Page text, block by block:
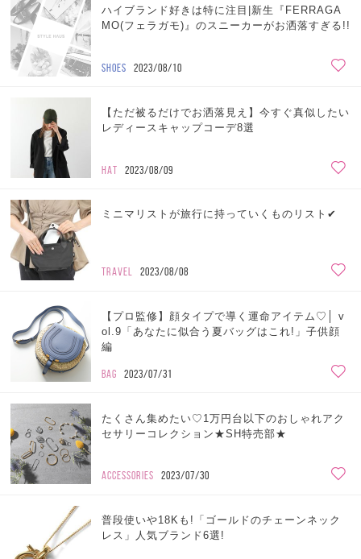
ハイブランド好きは特に注目|新生『FERRAGA
MO(フェラガモ)』のスニーカーがお洒落すぎる!!
SHOES 2023/08/10
【ただ被るだけでお洒落見え】今すぐ真似したい
レディースキャップコーデ8選
HAT 2023/08/09
ミニマリストが旅行に持っていくものリスト✔︎
TRAVEL 2023/08/08
【プロ監修】顔タイプで導く運命アイテム♡│ v
ol.9「あなたに似合う夏バッグはこれ!」子供顔
編
BAG 2023/07/31
たくさん集めたい♡1万円台以下のおしゃれアク
セサリーコレクション★SH特売部★
ACCESSORIES 2023/07/30
普段使いや18Kも!「ゴールドのチェーンネック
レス」人気ブランド6選!